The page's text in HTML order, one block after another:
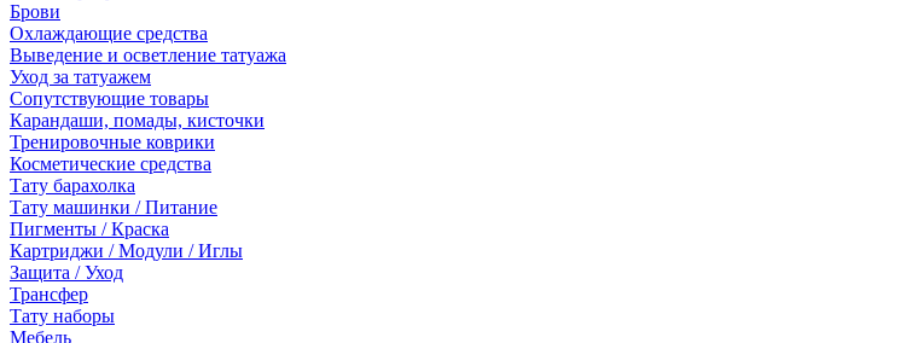
Брови
Охлаждающие средства
Выведение и осветление татуажа
Уход за татуажем
Сопутствующие товары
Карандаши, помады, кисточки
Тренировочные коврики
Косметические средства
Тату барахолка
Тату машинки / Питание
Пигменты / Краска
Картриджи / Модули / Иглы
Защита / Уход
Трансфер
Тату наборы
Мебель